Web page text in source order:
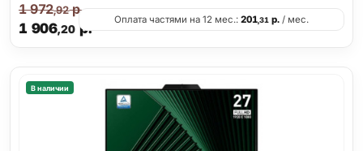
1 906,20 р.
1 972,92р.
Оплата частями на 12 мес.: 201,31р./ мес.
В наличии